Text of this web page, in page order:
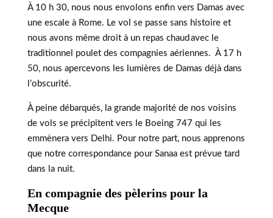
À 10 h 30, nous nous envolons enfin vers Damas avec
une escale à Rome. Le vol se passe sans histoire et
nous avons même droit à un repas chaud avec le
traditionnel poulet des compagnies aériennes. À 17 h
50, nous apercevons les lumières de Damas déjà dans
l’obscurité.
À peine débarqués, la grande majorité de nos voisins
de vols se précipitent vers le Boeing 747 qui les
emmènera vers Delhi. Pour notre part, nous apprenons
que notre correspondance pour Sanaa est prévue tard
dans la nuit.
En compagnie des pèlerins pour la
Mecque